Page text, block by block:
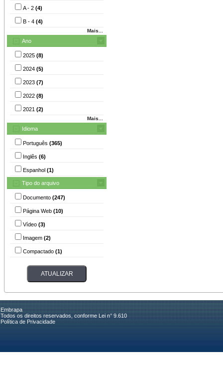
A - 2 (4)
B - 4 (4)
Mais...
Ano
2025 (8)
2024 (5)
2023 (7)
2022 (8)
2021 (2)
Mais...
Idioma
Português (365)
Inglês (6)
Espanhol (1)
Tipo do arquivo
Documento (247)
Página Web (10)
Vídeo (3)
Imagem (2)
Compactado (1)
Embrapa
Todos os direitos reservados, conforme Lei n° 9.610
Política de Privacidade